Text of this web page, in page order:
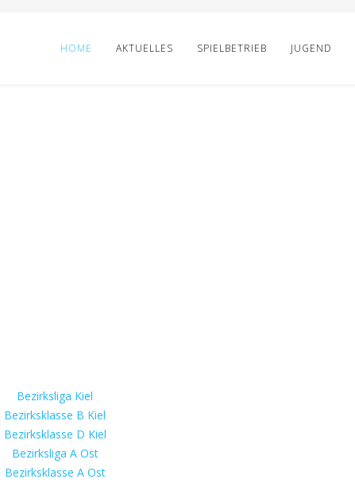
HOME AKTUELLES SPIELBETRIEB JUGEND
Bezirksliga Kiel
Bezirksklasse B Kiel
Bezirksklasse D Kiel
Bezirksliga A Ost
Bezirksklasse A Ost